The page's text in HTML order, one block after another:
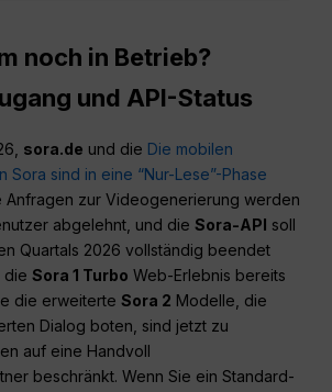
noch in Betrieb?
und API-Status
sora.de und die Die mobilen
Sora sind in eine “Nur-Lese”-Phase
Anfragen zur Videogenerierung werden
abgelehnt, und dieSora-API soll
Quartals 2026 vollständig beendet
dieSora 1 Turbo Web-Erlebnis bereits
die erweiterteSora 2 Modelle, die
Dialog boten, sind jetzt zu
auf eine Handvoll
beschränkt. Wenn Sie ein Standard-